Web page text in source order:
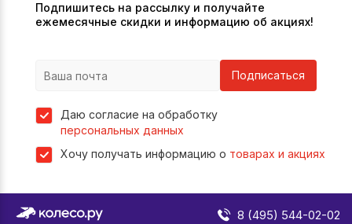
Подпишитесь на рассылку и получайте
ежемесячные скидки и информацию об акциях!
Подписаться
Даю согласие на обработку
персональных данных
Хочу получать информацию о товарах и акциях
8 (495) 544-02-02